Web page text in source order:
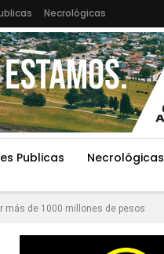
Necrológicas
Publicas Necrológicas
más de 1000 millones de pesos